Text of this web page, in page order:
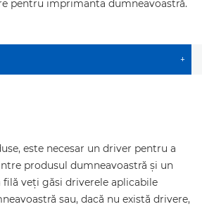
pentru imprimanta dumneavoastră.
+
este necesar un driver pentru a
produsul dumneavoastră şi un
veţi găsi driverele aplicabile
sau, dacă nu există drivere,